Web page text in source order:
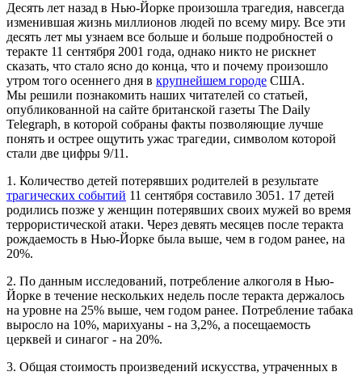
Десять лет назад в Нью-Йорке произошла трагедия, навсегда
изменившая жизнь миллионов людей по всему миру. Все эти
десять лет мы узнаем все больше и больше подробностей о
теракте 11 сентября 2001 года, однако никто не рискнет
сказать, что стало ясно до конца, что и почему произошло
утром того осеннего дня в крупнейшем городе США.
Мы решили познакомить наших читателей со статьей,
опубликованной на сайте британской газеты The Daily
Telegraph, в которой собраны факты позволяющие лучше
понять и острее ощутить ужас трагедии, символом которой
стали две цифры 9/11.
1. Количество детей потерявших родителей в результате
трагических событий 11 сентября составило 3051. 17 детей
родились позже у женщин потерявших своих мужей во время
террористической атаки. Через девять месяцев после теракта
рождаемость в Нью-Йорке была выше, чем в годом ранее, на
20%.
2. По данным исследований, потребление алкоголя в Нью-
Йорке в течение нескольких недель после теракта держалось
на уровне на 25% выше, чем годом ранее. Потребление табака
выросло на 10%, марихуаны - на 3,2%, а посещаемость
церквей и синагог - на 20%.
3. Общая стоимость произведений искусства, утраченных в